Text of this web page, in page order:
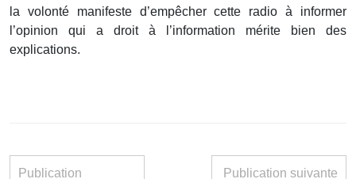
la volonté manifeste d’empêcher cette radio à informer
l’opinion qui a droit à l’information mérite bien des
explications.
Publication
Publication suivante